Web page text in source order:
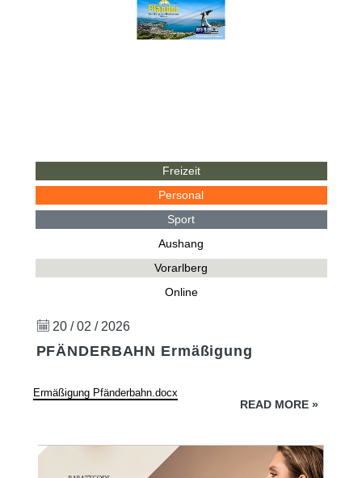
Freizeit
Personal
Sport
Aushang
Vorarlberg
Online
20 / 02 / 2026
PFÄNDERBAHN Ermäßigung
Ermäßigung Pfänderbahn.docx
READ MORE »